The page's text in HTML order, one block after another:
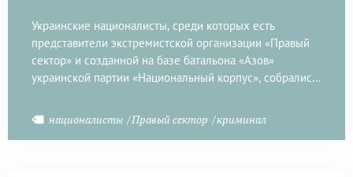
Украинские националисты, среди которых есть
представители экстремистской организации «Правый
сектор» и созданной на базе батальона «Азов»
украинской партии «Национальный корпус», собрались
Сбербанка в Киеве и заблокировали вход в офис
сотрудникам банка.
националисты Правый сектор криминал